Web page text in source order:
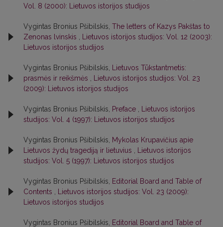
Vol. 8 (2000): Lietuvos istorijos studijos
Vygintas Bronius Pšibilskis, The letters of Kazys Pakštas to
Zenonas lvinskis
Lietuvos istorijos studijos: Vol. 12 (2003):
Lietuvos istorijos studijos
Vygintas Bronius Pšibilskis,
Lietuvos Tūkstantmetis:
prasmės ir reikšmės
Lietuvos istorijos studijos: Vol. 23
(2009): Lietuvos istorijos studijos
Vygintas Bronius Pšibilskis, Preface
Lietuvos istorijos
studijos: Vol. 4 (1997): Lietuvos istorijos studijos
Vygintas Bronius Pšibilskis,
Mykolas Krupavičius apie
Lietuvos žydų tragediją ir lietuvius
Lietuvos istorijos
studijos: Vol. 5 (1997): Lietuvos istorijos studijos
Vygintas Bronius Pšibilskis,
Editorial Board and Table of
Contents
Lietuvos istorijos studijos: Vol. 23 (2009):
Lietuvos istorijos studijos
Vygintas Bronius Pšibilskis,
Editorial Board and Table of